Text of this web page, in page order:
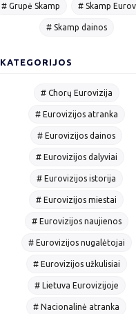
# Grupė Skamp # Skamp
# Skamp dainos
KATEGORIJOS
# Chorų Eurovizija
# Eurovizijos atranka
# Eurovizijos dainos
# Eurovizijos dalyviai
# Eurovizijos istorija
# Eurovizijos miestai
# Eurovizijos naujienos
# Eurovizijos nugalėtojai
# Eurovizijos užkulisiai
# Lietuva Eurovizijoje
# Nacionalinė atranka